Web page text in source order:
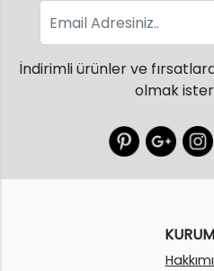
İndirimli ürünler ve
olmak